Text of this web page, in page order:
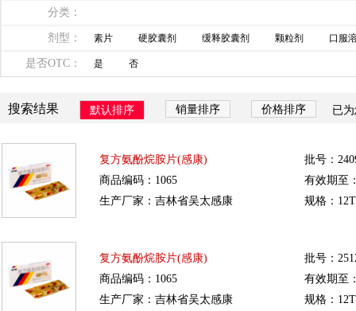
分类：
剂型： 素片 硬胶囊剂 缓释胶囊剂 颗粒剂 口服
是否OTC： 是 否
搜索结果 默认排序 销量排序 价格排序 已
复方氨酚烷胺片(感康)
商品编码：1065
生产厂家：吉林省吴太感康
批号：
有效期至
规格：
复方氨酚烷胺片(感康)
商品编码：1065
生产厂家：吉林省吴太感康
批号：
有效期至
规格：